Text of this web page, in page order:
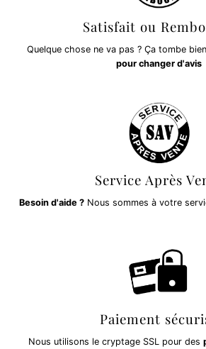
Satisfait ou
Quelque chose ne va pas ? Ça tombe
pour changer d'avis
Service Après
Besoin d'aide ?Nous sommes à votre
Paiement
Nous utilisons le cryptage SSL pour des